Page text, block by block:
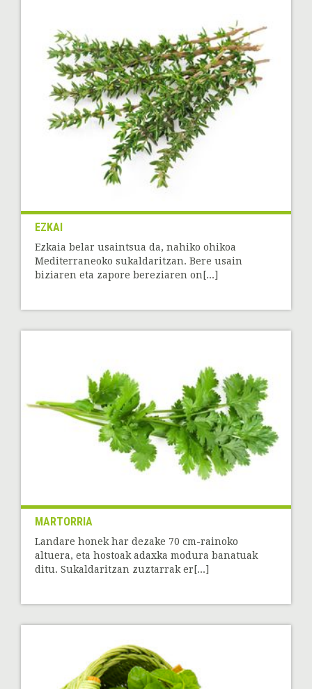
EZKAI
Ezkaia belar usaintsua da, nahiko ohikoa
Mediterraneoko sukaldaritzan. Bere usain
biziaren eta zapore bereziaren on[...]
MARTORRIA
Landare honek har dezake 70 cm-rainoko
altuera, eta hostoak adaxka modura banatuak
ditu. Sukaldaritzan zuztarrak er[...]